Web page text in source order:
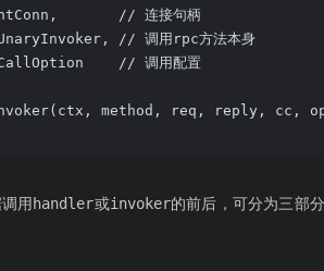
// 连接句柄
// 调用rpc方法本身
// 调用配置
method, req, reply, cc,
调用handler或invoker的前后，可分为三部